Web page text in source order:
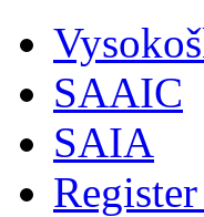
SAAIC
SAIA